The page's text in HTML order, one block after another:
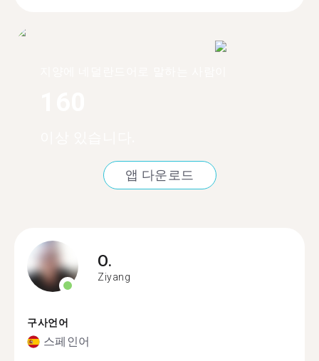
앱 다운로드
O.
Ziyang
구사언어
스페인어